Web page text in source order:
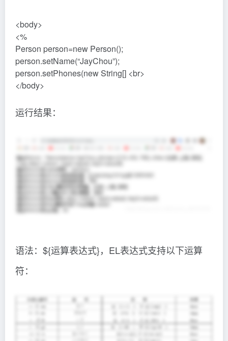
<body>
<%
Person person=new Person();
person.setName(“JayChou”);
person.setPhones(new String[] <br>
</body>
运行结果：
语法：${运算表达式}，EL表达式支持以下运算
符：